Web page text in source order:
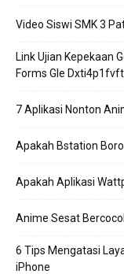
Video Siswi SMK 3
Link Ujian Kepekaan
Forms Gle
7 Aplikasi Nonton
Apakah Bstation
Apakah Aplikasi
Anime Sesat
6 Tips Mengatasi
iPhone